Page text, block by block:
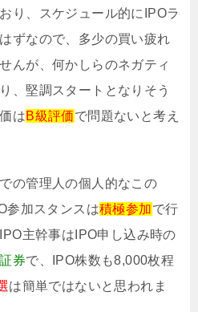
り、スケジュール的にIPOラ
ずなので、多少の買い疲れ
んが、何かしらのネガティ
、堅調スタートとなりそう
はB級評価で問題ないと考え
の管理人の個人的なこの
参加スタンスは積極参加で行
主幹事はIPO申し込み時の
券で、IPO株数も8,000枚程
は簡単ではないと思われま